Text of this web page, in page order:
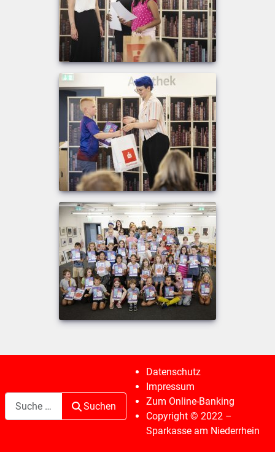
Suchen
Datenschutz
Impressum
Zum Online-Banking
Copyright © 2022 –
Sparkasse am Niederrhein